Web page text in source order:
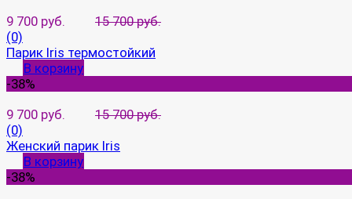
9 700 руб.
15 700 руб.
(0)
Парик Iris термостойкий
В корзину
-38%
9 700 руб.
15 700 руб.
(0)
Женский парик Iris
В корзину
-38%